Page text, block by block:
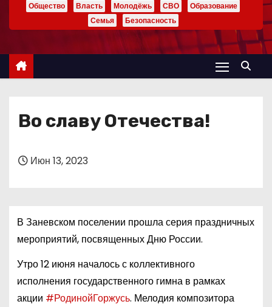
ж
Общество Власть Молодёжь СВО
Образование
Семья
Безопасность
Во славу Отечества!
Июн 13, 2023
В Заневском поселении прошла серия праздничных
мероприятий, посвященных Дню России.
Утро 12 июня началось с коллективного
исполнения государственного гимна в рамках
акции #РодинойГоржусь. Мелодия композитора